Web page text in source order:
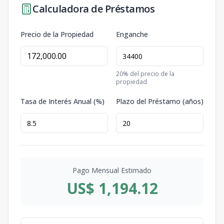
Calculadora de Préstamos
Precio de la Propiedad Enganche
20% del precio de la
propiedad
Tasa de Interés Anual (%) Plazo del Préstamo (años)
Pago Mensual Estimado
US$ 1,194.12